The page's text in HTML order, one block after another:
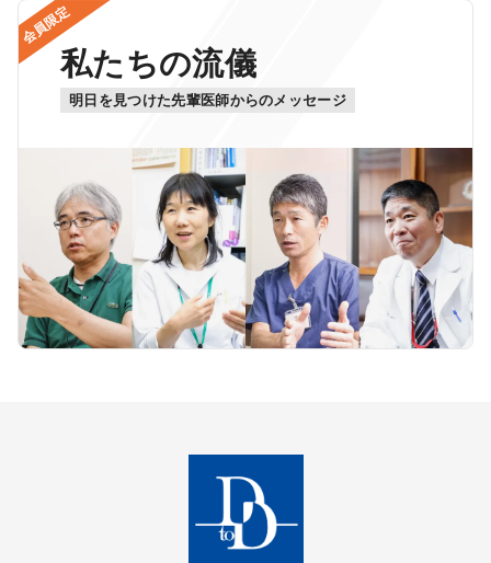
会員限定
私たちの流儀
明日を見つけた先輩医師からのメッセージ